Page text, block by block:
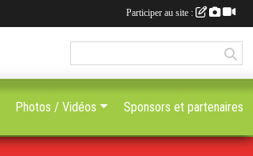
Photos / Vidéos Sponsors et partenaires
Participer au site :